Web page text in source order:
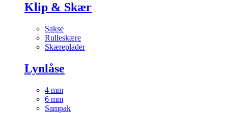
Klip & Skær
Sakse
Rulleskære
Skæreplader
Lynlåse
4 mm
6 mm
Sampak